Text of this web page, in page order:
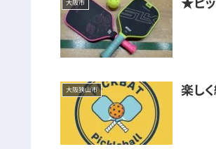
大阪市
大阪狭山市 楽し